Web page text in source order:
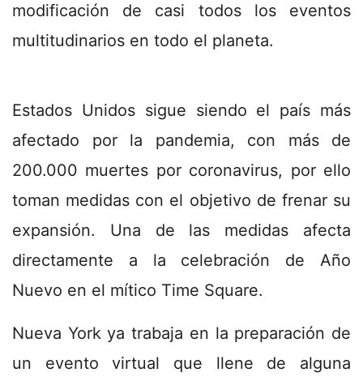
modificación de casi todos los eventos
multitudinarios en todo el planeta.
Estados Unidos sigue siendo el país más
afectado por la pandemia, con más de
200.000 muertes por coronavirus, por ello
toman medidas con el objetivo de frenar su
expansión. Una de las medidas afecta
directamente a la celebración de Año
Nuevo en el mítico Time Square.
Nueva York ya trabaja en la preparación de
un evento virtual que llene de alguna